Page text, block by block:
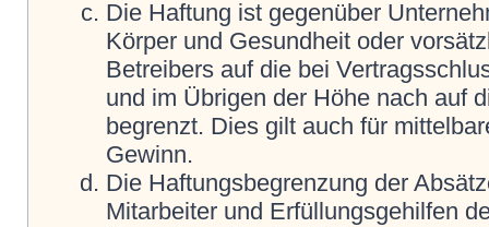
Die Haftung ist gegenüber
Körper und Gesundheit oder
Betreibers auf die bei
und im Übrigen der Höhe nach auf
begrenzt. Dies gilt auch für
Gewinn.
Die Haftungsbegrenzung der
Mitarbeiter und Erfüllungsgehilfen